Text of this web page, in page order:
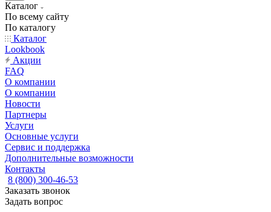
Каталог
По всему сайту
По каталогу
Каталог
Lookbook
Акции
FAQ
О компании
О компании
Новости
Партнеры
Услуги
Основные услуги
Сервис и поддержка
Дополнительные возможности
Контакты
8 (800) 300-46-53
Заказать звонок
Задать вопрос